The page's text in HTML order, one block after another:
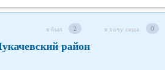
я был 2 я хочу сюда 0
район